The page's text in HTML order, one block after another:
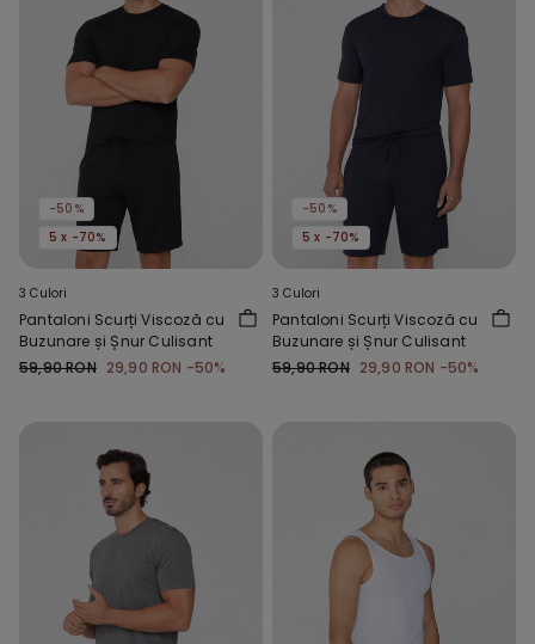
-50%
5 x -70%
3 Culori
Pantaloni Scurți Viscoză cu
Buzunare și Șnur Culisant
59,90 RON 29,90 RON -50%
-50%
5 x -70%
3 Culori
Pantaloni Scurți Viscoză cu
Buzunare și Șnur Culisant
59,90 RON 29,90 RON -50%